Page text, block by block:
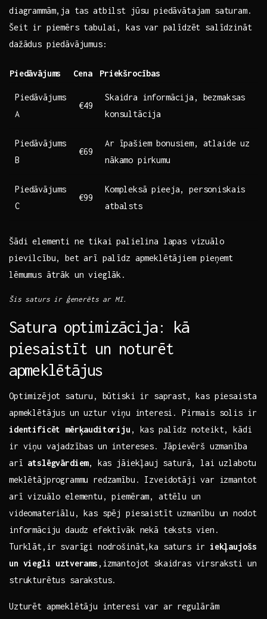
diagrammām,ja tas​ atbilst jūsu ‍piedāvātajam saturam.
Šeit ir piemērs tabulai, ​kas var⁢ palīdzēt salīdzināt
dažādus piedāvājumus:
Piedāvājums Cena Priekšrocības
Piedāvājums
⁢A
€49
Skaidra informācija, bezmaksas
konsultācija
Piedāvājums
B
€69
Ar īpašiem bonusiem, atlaide ⁤uz
nākamo pirkumu
Piedāvājums
C
€99
Kompleksā pieeja, personiskais
atbalsts
Šādi elementi ne tikai palielina lapas vizuālo
pievilcību, bet arī palīdz apmeklētājiem⁢ pieņemt
lēmumus ātrāk un vieglāk.
Šis saturs ir ģenerēts⁤ ar MI.
Satura optimizācija: kā
‌piesaistīt un noturēt
apmeklētājus
Optimizējot ⁤saturu, būtiski ir saprast, kas piesaista
apmeklētājus un ⁣uztur viņu interesi. Pirmais solis ‍ir
identificēt mērķauditoriju , kas ⁢palīdz noteikt, ⁢kādi
ir viņu vajadzības un⁢ intereses. ⁢Jāpievērš uzmanība
arī‍ atslēgvārdiem, ⁣kas jāiekļauj ⁤saturā, lai uzlabotu
meklētājprogrammu redzamību. Izveidotāji⁣ var izmantot
arī vizuālo elementu, piemēram, ​attēlu un
videomateriālu, kas spēj piesaistīt uzmanību⁣ un nodot
informāciju daudz efektīvāk nekā teksts vien.⁤
Turklāt,ir svarīgi nodrošināt,ka saturs ⁣ir iekļaujošs‍
un viegli​ uztverams ,izmantojot skaidras virsraksti ⁤un
strukturētus sarakstus.
Uzturēt apmeklētāju interesi var ar regulārām